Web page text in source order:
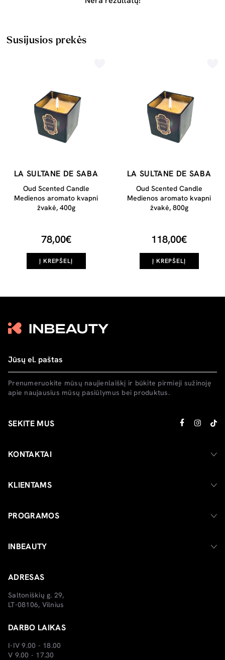
Susijusios prekės
LA SULTANE DE SABA
Oud Scented Candle
Medienos aromato kvapni
žvakė, 400g
78,00€
Į KREPŠELĮ
LA SULTANE DE SABA
Oud Scented Candle
Medienos aromato kvapni
žvakė, 800g
118,00€
Į KREPŠELĮ
Prenumeruokite mūsų naujienlaiškį ir būkite pirmieji sužinoję
apie naujausius mūsų pasiūlymus bei produktus.
SEKITE MUS
KONTAKTAI
KLIENTAMS
PROGRAMOS
INBEAUTY
ADRESAS
Saltoniškių g. 29,
LT-08106, Vilnius
DARBO LAIKAS
I-IV 9.00 - 18.00
V 9.00 - 17.30